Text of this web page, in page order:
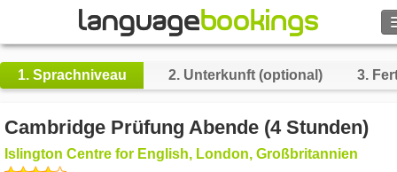
DURCHSUCHEN
1. Sprachniveau 2. Unterkunft (optional) 3.
Cambridge Prüfung Abende (4 Stunden)
Islington Centre for English, London, Großbritannien